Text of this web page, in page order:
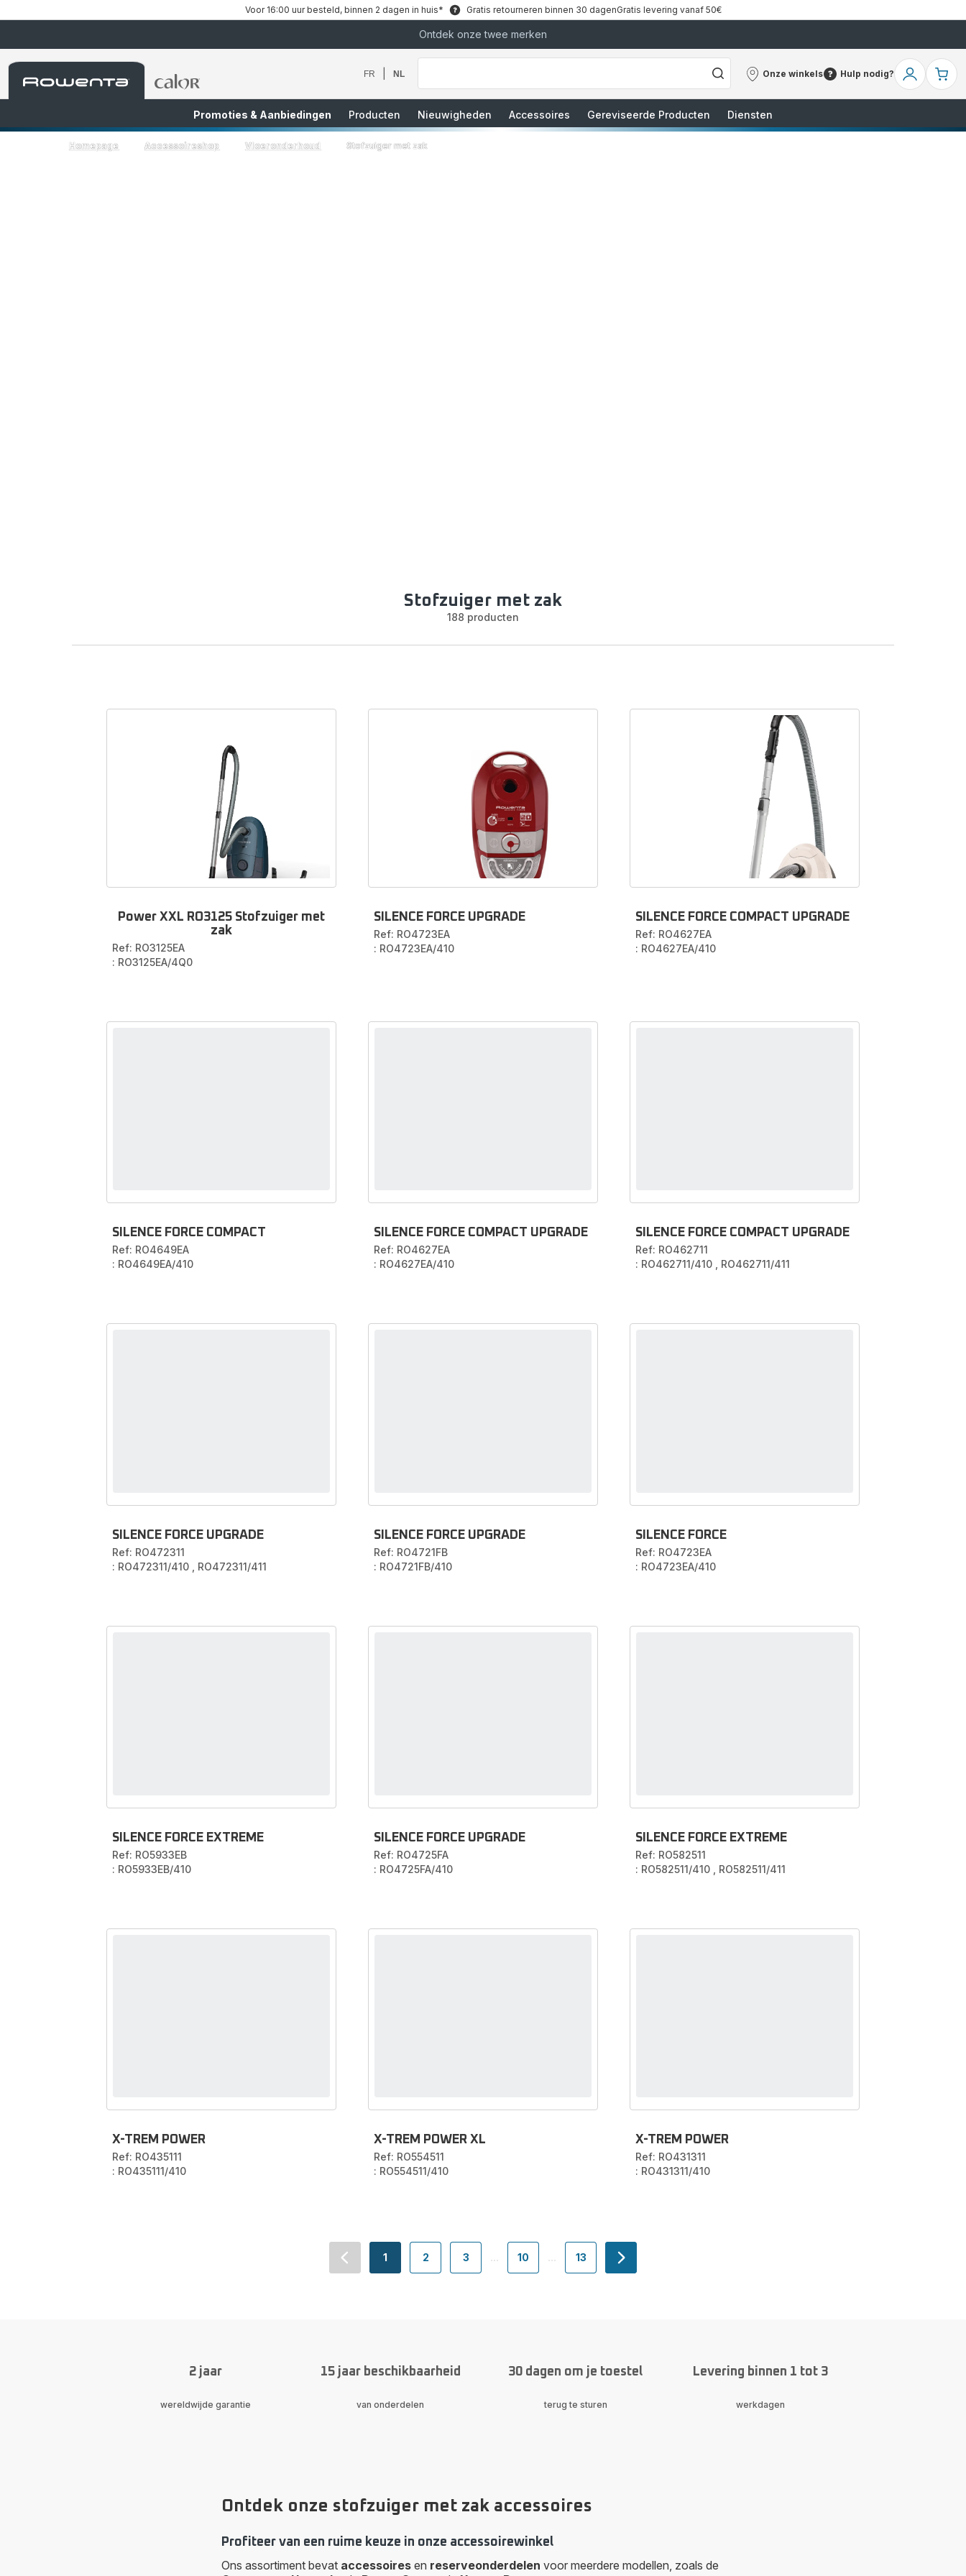
Voor 16:00 uur besteld, binnen 2 dagen in huis* Gratis retourneren binnen 30 dagenGratis levering vanaf 50€
Ontdek onze twee merken
Rowenta-
startpagina
Rowenta-
FR NL
Waar
bent
Onze winkels
Onze
Hulp nodig?
Hulp
Mijn
Promoties & Aanbiedingen
Producten Nieuwigheden Accessoires Gereviseerde Producten Diensten
Homepage Accessoireshop Vloeronderhoud Stofzuiger met zak
zak
voor jeRowenta-stofzuiger met zak
Dan ben je hier aan het juiste adres!
die je nodig hebt voor je stofzuiger door het
artikelnummer in te voeren in de zoekbalk of door het model in het menu
hieronder te kiezen.
Stofzuiger met zak
188 producten
Power XXL RO3125 Stofzuiger met
zak
Ref: RO3125EA
: RO3125EA/4Q0
SILENCE FORCE UPGRADE
Ref: RO4723EA
: RO4723EA/410
SILENCE FORCE COMPACT UPGRADE
Ref: RO4627EA
: RO4627EA/410
SILENCE FORCE COMPACT
Ref: RO4649EA
: RO4649EA/410
SILENCE FORCE COMPACT UPGRADE
Ref: RO4627EA
: RO4627EA/410
SILENCE FORCE COMPACT UPGRADE
Ref: RO462711
: RO462711/410
RO462711/411
SILENCE FORCE UPGRADE
Ref: RO472311
: RO472311/410
RO472311/411
SILENCE FORCE UPGRADE
Ref: RO4721FB
: RO4721FB/410
SILENCE FORCE
Ref: RO4723EA
: RO4723EA/410
SILENCE FORCE EXTREME
Ref: RO5933EB
: RO5933EB/410
SILENCE FORCE UPGRADE
Ref: RO4725FA
: RO4725FA/410
SILENCE FORCE EXTREME
Ref: RO582511
: RO582511/410
RO582511/411
X-TREM POWER
Ref: RO435111
: RO435111/410
X-TREM POWER XL
Ref: RO554511
: RO554511/410
X-TREM POWER
Ref: RO431311
: RO431311/410
navigation.pagination.actions.prev
1-
2
-
3
-
... 10
-
... 13
-
navigation.pagination.actions.next
2 jaar
wereldwijde garantie
15 jaar beschikbaarheid
van onderdelen
30 dagen om je toestel
terug te sturen
Levering binnen 1 tot 3
werkdagen
Ontdek onze stofzuiger met zak accessoires
Profiteer van een ruime keuze in onze accessoirewinkel
Ons assortiment bevat accessoires en reserveonderdelen voor meerdere modellen, zoals de